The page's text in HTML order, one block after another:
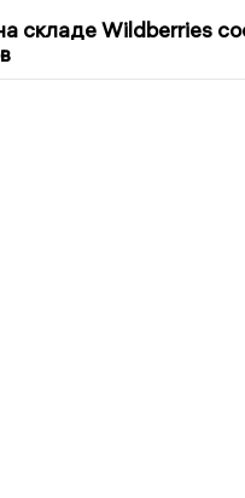
складе Wildberries